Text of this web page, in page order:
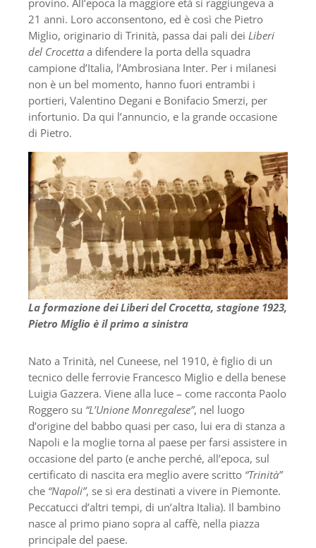
provino. All’epoca la maggiore età si raggiungeva a
21 anni. Loro acconsentono, ed è così che Pietro
Miglio, originario di Trinità, passa dai pali dei Liberi
del Crocetta a difendere la porta della squadra
campione d’Italia, l’Ambrosiana Inter. Per i milanesi
non è un bel momento, hanno fuori entrambi i
portieri, Valentino Degani e Bonifacio Smerzi, per
infortunio. Da qui l’annuncio, e la grande occasione
di Pietro.
La formazione dei Liberi del Crocetta, stagione 1923,
Pietro Miglio è il primo a sinistra
Nato a Trinità, nel Cuneese, nel 1910, è figlio di un
tecnico delle ferrovie Francesco Miglio e della benese
Luigia Gazzera. Viene alla luce – come racconta Paolo
Roggero su “L’Unione Monregalese”, nel luogo
d’origine del babbo quasi per caso, lui era di stanza a
Napoli e la moglie torna al paese per farsi assistere in
occasione del parto (e anche perché, all’epoca, sul
certificato di nascita era meglio avere scritto “Trinità”
che “Napoli”, se si era destinati a vivere in Piemonte.
Peccatucci d’altri tempi, di un’altra Italia). Il bambino
nasce al primo piano sopra al caffè, nella piazza
principale del paese.